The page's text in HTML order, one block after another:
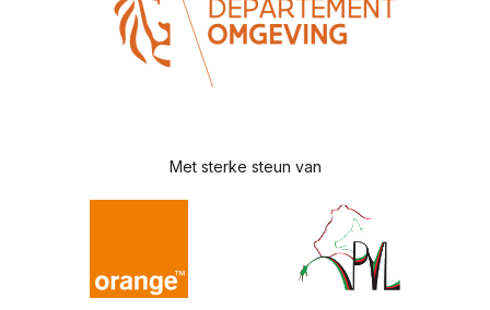
Met sterke steun van